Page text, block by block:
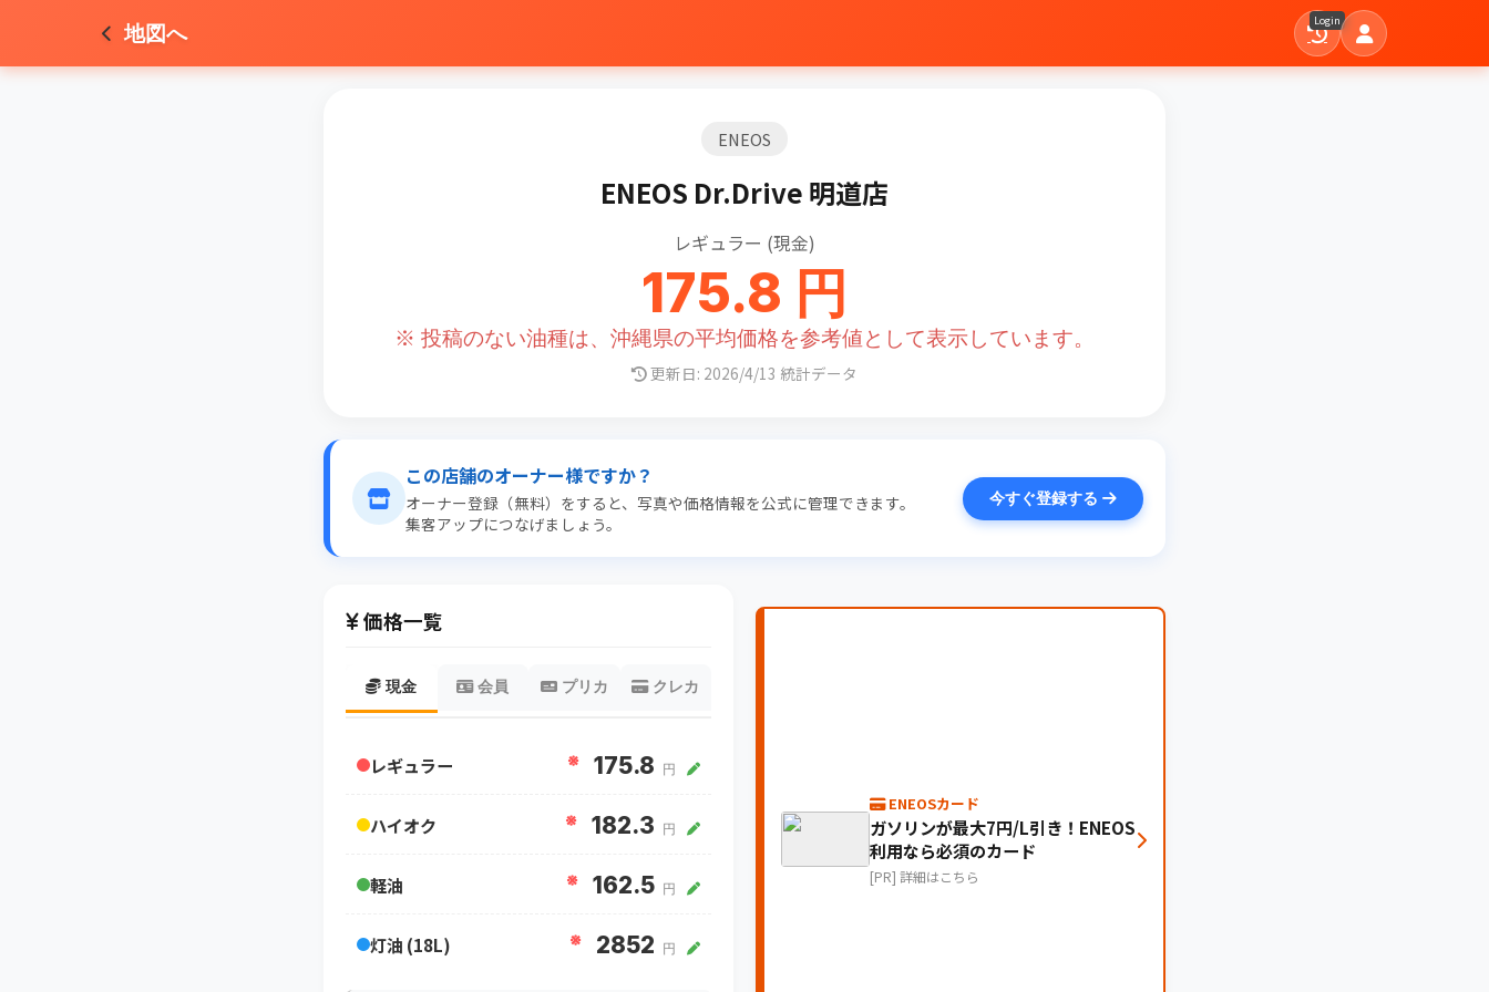
地図へ Login
ENEOS
ENEOS Dr.Drive 明道店
レギュラー (現金)
175.8 円
※ 投稿のない油種は、沖縄県の平均価格を参考値として表示しています。
更新日: 2026/4/13 統計データ
この店舗のオーナー様ですか？
オーナー登録（無料）をすると、写真や価格情報を公式に管理できます。
集客アップにつなげましょう。
今すぐ登録する
価格一覧
現金 会員 プリカ クレカ
レギュラー ※ 175.8 円
ハイオク ※ 182.3 円
軽油 ※ 162.5 円
灯油 (18L) ※ 2852 円
ENEOSカード
ガソリンが最大7円/L引き！ENEOS
利用なら必須のカード
[PR] 詳細はこちら